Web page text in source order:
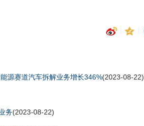
源赛道汽车拆解业务增长346%(2023-08-22)
务(2023-08-22)